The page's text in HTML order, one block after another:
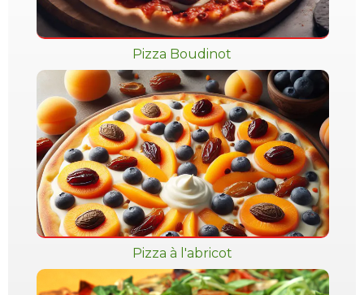
Pizza Boudinot
Pizza à l'abricot